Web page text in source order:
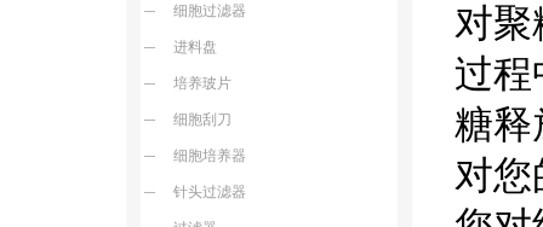
细胞过滤器
进料盘
培养玻片
细胞刮刀
细胞培养器
针头过滤器
对
过程
糖释
对